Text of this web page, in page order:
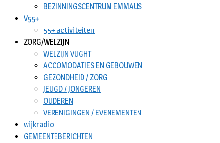
BEZINNINGSCENTRUM EMMAUS
V55+
55+ activiteiten
ZORG/WELZIJN
WELZIJN VUGHT
ACCOMODATIES EN GEBOUWEN
GEZONDHEID / ZORG
JEUGD / JONGEREN
OUDEREN
VERENIGINGEN / EVENEMENTEN
wijkradio
GEMEENTEBERICHTEN